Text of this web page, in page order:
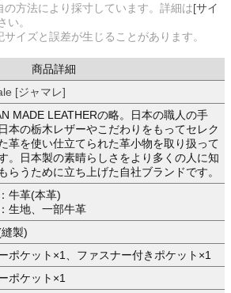
方法により採寸しています。詳細は[サイ
い。
イズと誤差が生じることがあります。
商品詳細
[ジャマレ]
MADE LEATHERの略。日本の職人の手
本の栃木レザーやこだわりをもってセレク
革を使い仕立てられた革小物を取り扱って
。日本製の素晴らしさをより多くの人に知
らうために立ち上げた自社ブランドです。
牛革(本革)
生地、一部牛革
製)
ポケット×1、ファスナー付きポケット×1
ポケット×1